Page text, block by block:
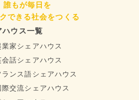
誰もが毎日を
できる社会をつくる
ハウス一覧
業家シェアハウス
会話シェアハウス
ランス語シェアハウス
際交流シェアハウス